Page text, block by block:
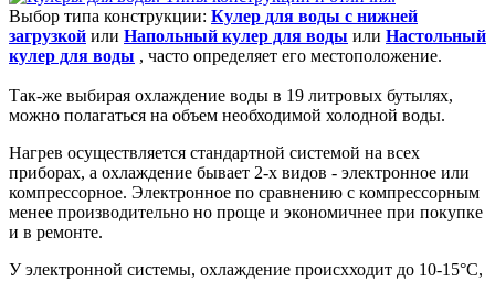
Выбор типа конструкции: Кулер для воды с нижней
загрузкой или Напольный кулер для воды или Настольный
кулер для воды , часто определяет его местоположение.
Так-же выбирая охлаждение воды в 19 литровых бутылях,
можно полагаться на объем необходимой холодной воды.
Нагрев осуществляется стандартной системой на всех
приборах, а охлаждение бывает 2-х видов - электронное или
компрессорное. Электронное по сравнению с компрессорным
менее производительно но проще и экономичнее при покупке
и в ремонте.
У электронной системы, охлаждение происхходит до 10-15°С,